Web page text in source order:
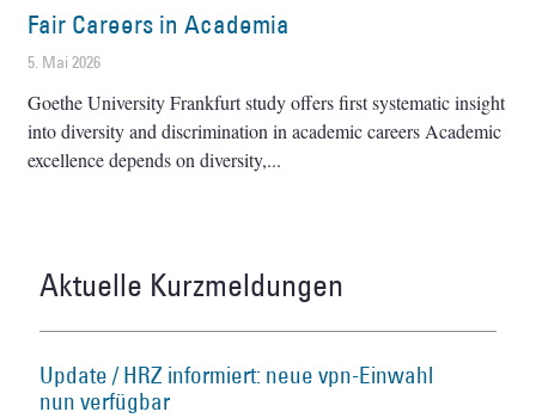
Fair Careers in Academia
5. Mai 2026
Goethe University Frankfurt study offers first systematic insight
into diversity and discrimination in academic careers Academic
excellence depends on diversity,
Aktuelle Kurzmeldungen
Update / HRZ informiert: neue vpn-Einwahl
nun verfügbar